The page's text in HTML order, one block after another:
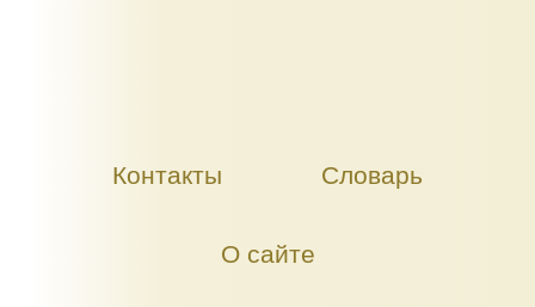
Контакты Словарь
О сайте